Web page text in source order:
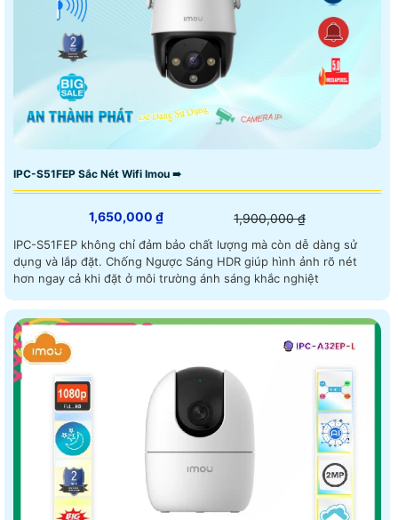
IPC-S51FEP Sắc Nét Wifi Imou ➠
1,650,000 ₫ 1,900,000 ₫
IPC-S51FEP không chỉ đảm bảo chất lượng mà còn dễ dàng sử
dụng và lắp đặt. Chống Ngược Sáng HDR giúp hình ảnh rõ nét
hơn ngay cả khi đặt ở môi trường ánh sáng khắc nghiệt